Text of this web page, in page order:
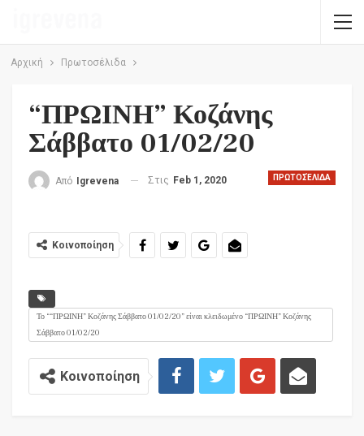
Αρχική Πρωτοσέλιδα
“ΠΡΩΙΝΗ” Κοζάνης
Σάββατο 01/02/20
ΠΡΩΤΟΣΈΛΙΔΑ
Από Igrevena Στις Feb 1, 2020
Κοινοποίηση
Το ““ΠΡΩΙΝΗ” Κοζάνης Σάββατο 01/02/20” είναι κλειδωμένο “ΠΡΩΙΝΗ” Κοζάνης
Σάββατο 01/02/20
Κοινοποίηση